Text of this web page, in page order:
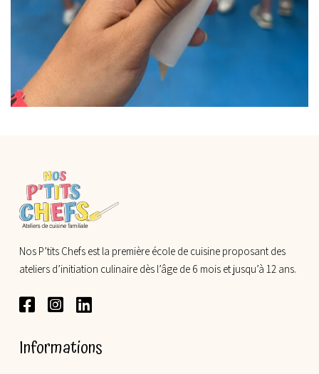
Nos P’tits Chefs est la première école de cuisine proposant des
ateliers d’initiation culinaire dès l’âge de 6 mois et jusqu’à 12 ans.
Informations